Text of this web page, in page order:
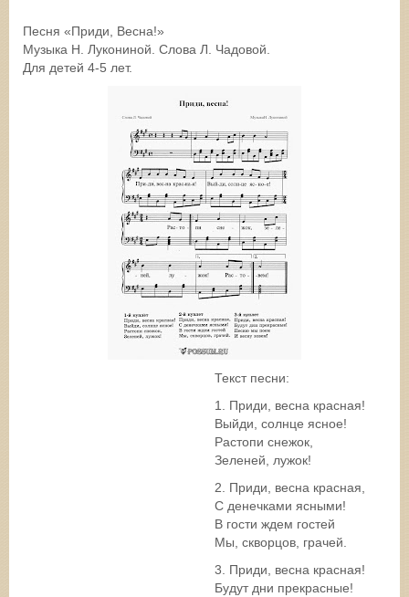
Песня «Приди, Весна!»
Музыка Н. Лукониной. Слова Л. Чадовой.
Для детей 4-5 лет.
Текст песни:
1. Приди, весна красная!
Выйди, солнце ясное!
Растопи снежок,
Зеленей, лужок!
2. Приди, весна красная,
С денечками ясными!
В гости ждем гостей
Мы, скворцов, грачей.
3. Приди, весна красная!
Будут дни прекрасные!